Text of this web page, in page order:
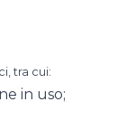
tra cui:
in uso;